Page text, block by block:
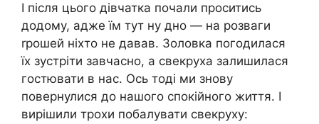
І після цього дівчатка почали проситись
додому, адже їм тут ну дно — на розваги
rрошей ніхто не давав. Золовка погодилася
їх зустріти завчасно, а свекруха залишилася
гостювати в нас. Ось тоді ми знову
повернулися до нашого спокійного життя. І
вирішили трохи побалувати свекруху: